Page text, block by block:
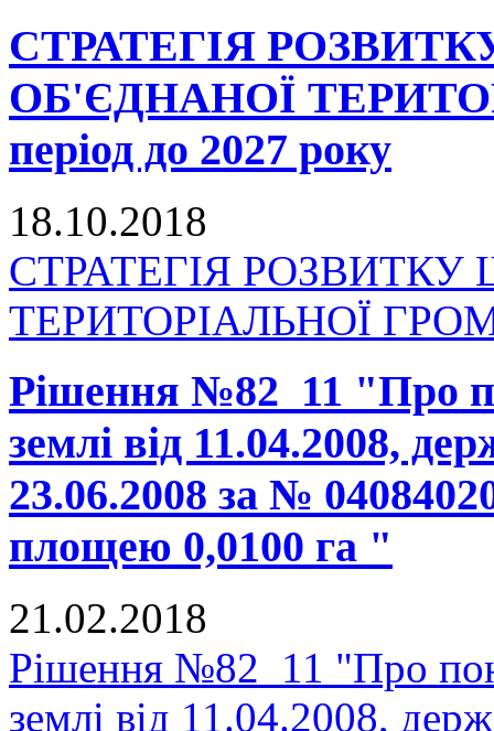
СТРАТЕГІЯ
ОБ'ЄДНАНОЇ
період до 2027 року
18.10.2018
СТРАТЕГІЯ
ТЕРИТОРІАЛЬНОЇ
Рішення №82_11 "Про
землі від 11.04.2008,
23.06.2008 за №
площею 0,0100 га "
21.02.2018
Рішення №82_11 "Про
землі від 11.04.2008,